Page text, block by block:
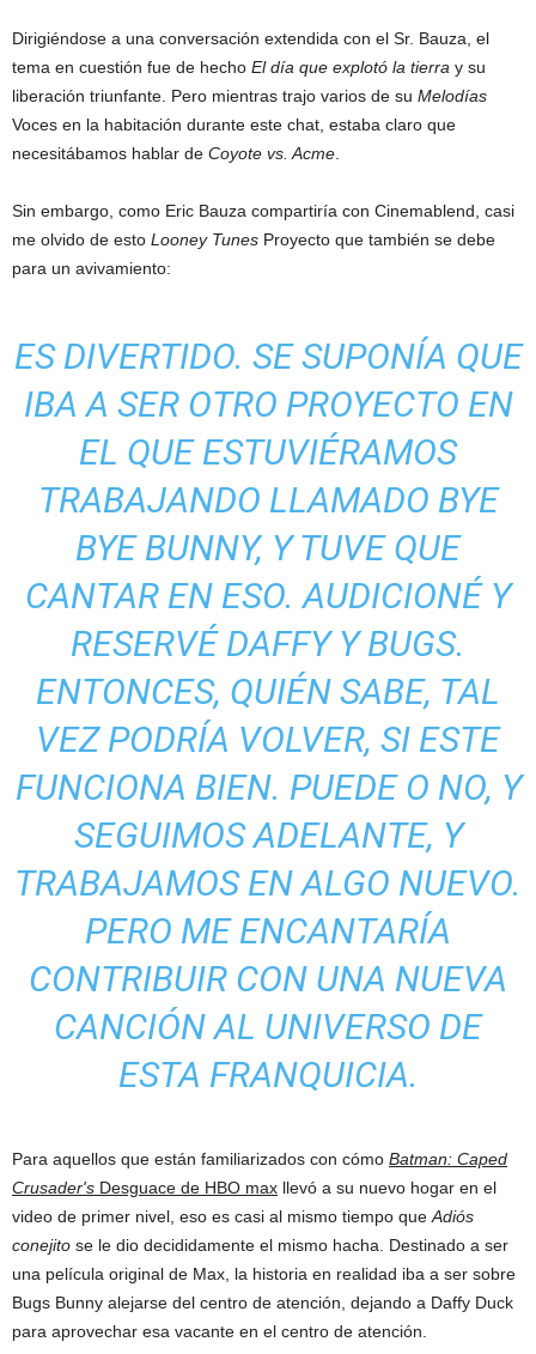
Dirigiéndose a una conversación extendida con el Sr. Bauza, el
tema en cuestión fue de hecho El día que explotó la tierra y su
liberación triunfante. Pero mientras trajo varios de su Melodías
Voces en la habitación durante este chat, estaba claro que
necesitábamos hablar de Coyote vs. Acme
Sin embargo, como Eric Bauza compartiría con Cinemablend, casi
me olvido de esto Looney Tunes Proyecto que también se debe
para un avivamiento:
ES DIVERTIDO. SE SUPONÍA QUE
IBA A SER OTRO PROYECTO EN
EL QUE ESTUVIÉRAMOS
TRABAJANDO LLAMADO BYE
BYE BUNNY, Y TUVE QUE
CANTAR EN ESO. AUDICIONÉ Y
RESERVÉ DAFFY Y BUGS.
ENTONCES, QUIÉN SABE, TAL
VEZ PODRÍA VOLVER, SI ESTE
FUNCIONA BIEN. PUEDE O NO, Y
SEGUIMOS ADELANTE, Y
TRABAJAMOS EN ALGO NUEVO.
PERO ME ENCANTARÍA
CONTRIBUIR CON UNA NUEVA
CANCIÓN AL UNIVERSO DE
ESTA FRANQUICIA.
Para aquellos que están familiarizados con cómo Batman: Caped
Crusader's Desguace de HBO max llevó a su nuevo hogar en el
video de primer nivel, eso es casi al mismo tiempo que Adiós
conejito se le dio decididamente el mismo hacha. Destinado a ser
una película original de Max, la historia en realidad iba a ser sobre
Bugs Bunny alejarse del centro de atención, dejando a Daffy Duck
para aprovechar esa vacante en el centro de atención.